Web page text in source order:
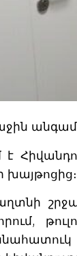
անգամ
է